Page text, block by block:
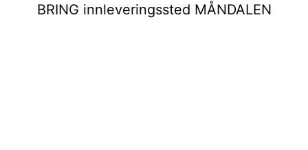
BRING innleveringssted MÅNDALEN